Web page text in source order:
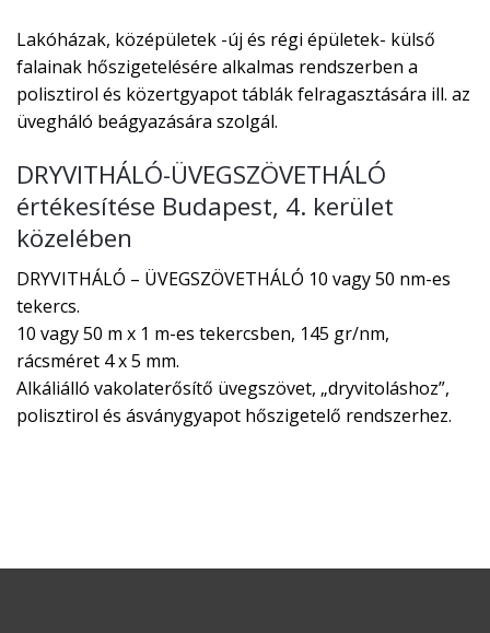
Lakóházak, középületek -új és régi épületek- külső
falainak hőszigetelésére alkalmas rendszerben a
polisztirol és közertgyapot táblák felragasztására ill. az
üvegháló beágyazására szolgál.
DRYVITHÁLÓ-ÜVEGSZÖVETHÁLÓ
értékesítése Budapest, 4. kerület
közelében
DRYVITHÁLÓ – ÜVEGSZÖVETHÁLÓ 10 vagy 50 nm-es
tekercs.
10 vagy 50 m x 1 m-es tekercsben, 145 gr/nm,
rácsméret 4 x 5 mm.
Alkáliálló vakolaterősítő üvegszövet, „dryvitoláshoz”,
polisztirol és ásványgyapot hőszigetelő rendszerhez.